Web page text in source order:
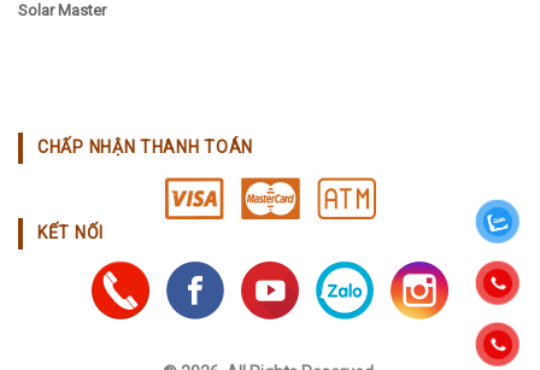
Solar Master
CHẤP NHẬN THANH TOÁN
KẾT NỐI